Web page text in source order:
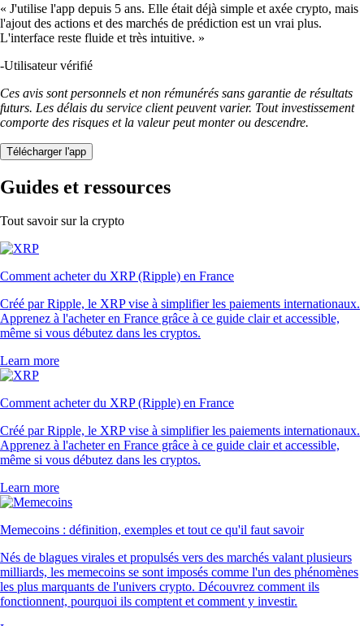
« J'utilise l'app depuis 5 ans. Elle était déjà simple et axée crypto, mais
l'ajout des actions et des marchés de prédiction est un vrai plus.
L'interface reste fluide et très intuitive. »
-Utilisateur vérifié
Ces avis sont personnels et non rémunérés sans garantie de résultats
futurs. Les délais du service client peuvent varier. Tout investissement
comporte des risques et la valeur peut monter ou descendre.
Télécharger l'app
Guides et ressources
Tout savoir sur la crypto
Comment acheter du XRP (Ripple) en France
Créé par Ripple, le XRP vise à simplifier les paiements internationaux.
Apprenez à l'acheter en France grâce à ce guide clair et accessible,
même si vous débutez dans les cryptos.
Learn more
Comment acheter du XRP (Ripple) en France
Créé par Ripple, le XRP vise à simplifier les paiements internationaux.
Apprenez à l'acheter en France grâce à ce guide clair et accessible,
même si vous débutez dans les cryptos.
Learn more
Memecoins : définition, exemples et tout ce qu'il faut savoir
Nés de blagues virales et propulsés vers des marchés valant plusieurs
milliards, les memecoins se sont imposés comme l'un des phénomènes
les plus marquants de l'univers crypto. Découvrez comment ils
fonctionnent, pourquoi ils comptent et comment y investir.